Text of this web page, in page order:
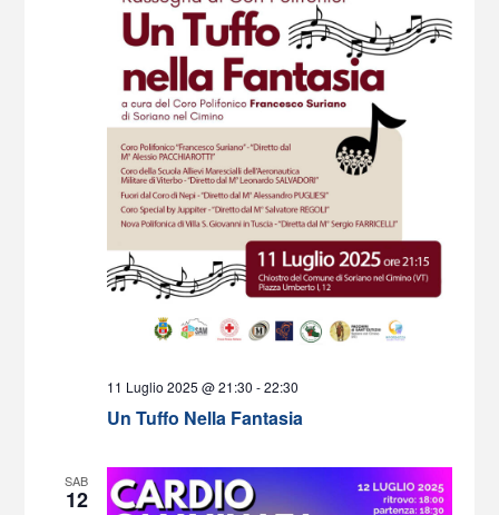
11 Luglio 2025 @ 21:30 -22:30
Un Tuffo Nella Fantasia
SAB
12